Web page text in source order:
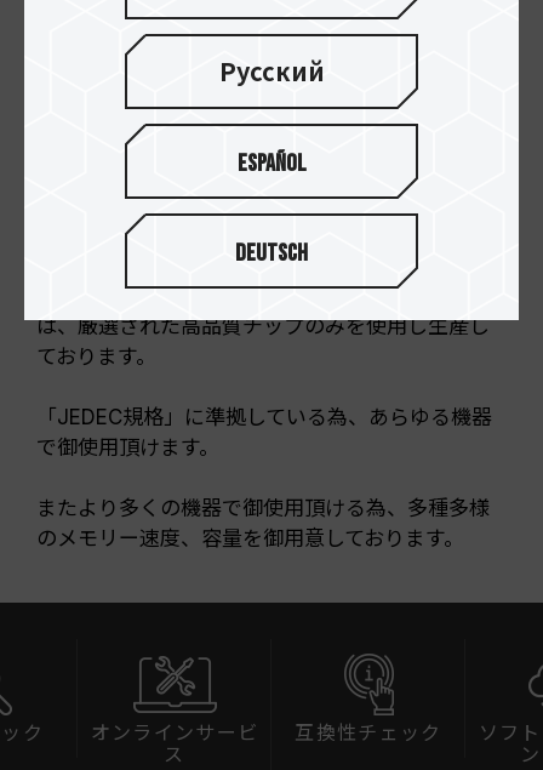
TEAM ELITEシリーズDDR3メモリーモジュール
は、厳選された高品質チップのみを使用し生産し
ております。
「JEDEC規格」に準拠している為、あらゆる機器
で御使用頂けます。
またより多くの機器で御使用頂ける為、多種多様
のメモリー速度、容量を御用意しております。
ク
オンラインサービ
ス
互換性チェック
ソフ
Русский
Español
Deutsch